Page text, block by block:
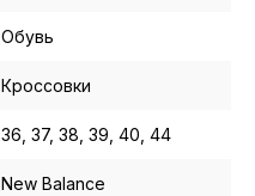
Обувь
Кроссовки
36, 37, 38, 39, 40, 44
New Balance